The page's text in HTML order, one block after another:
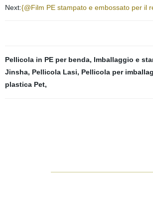
Next:{@Film PE stampato e embossato per il
Pellicola in PE per benda, Imballaggio e
Jinsha, Pellicola Lasi, Pellicola per
plastica Pet,